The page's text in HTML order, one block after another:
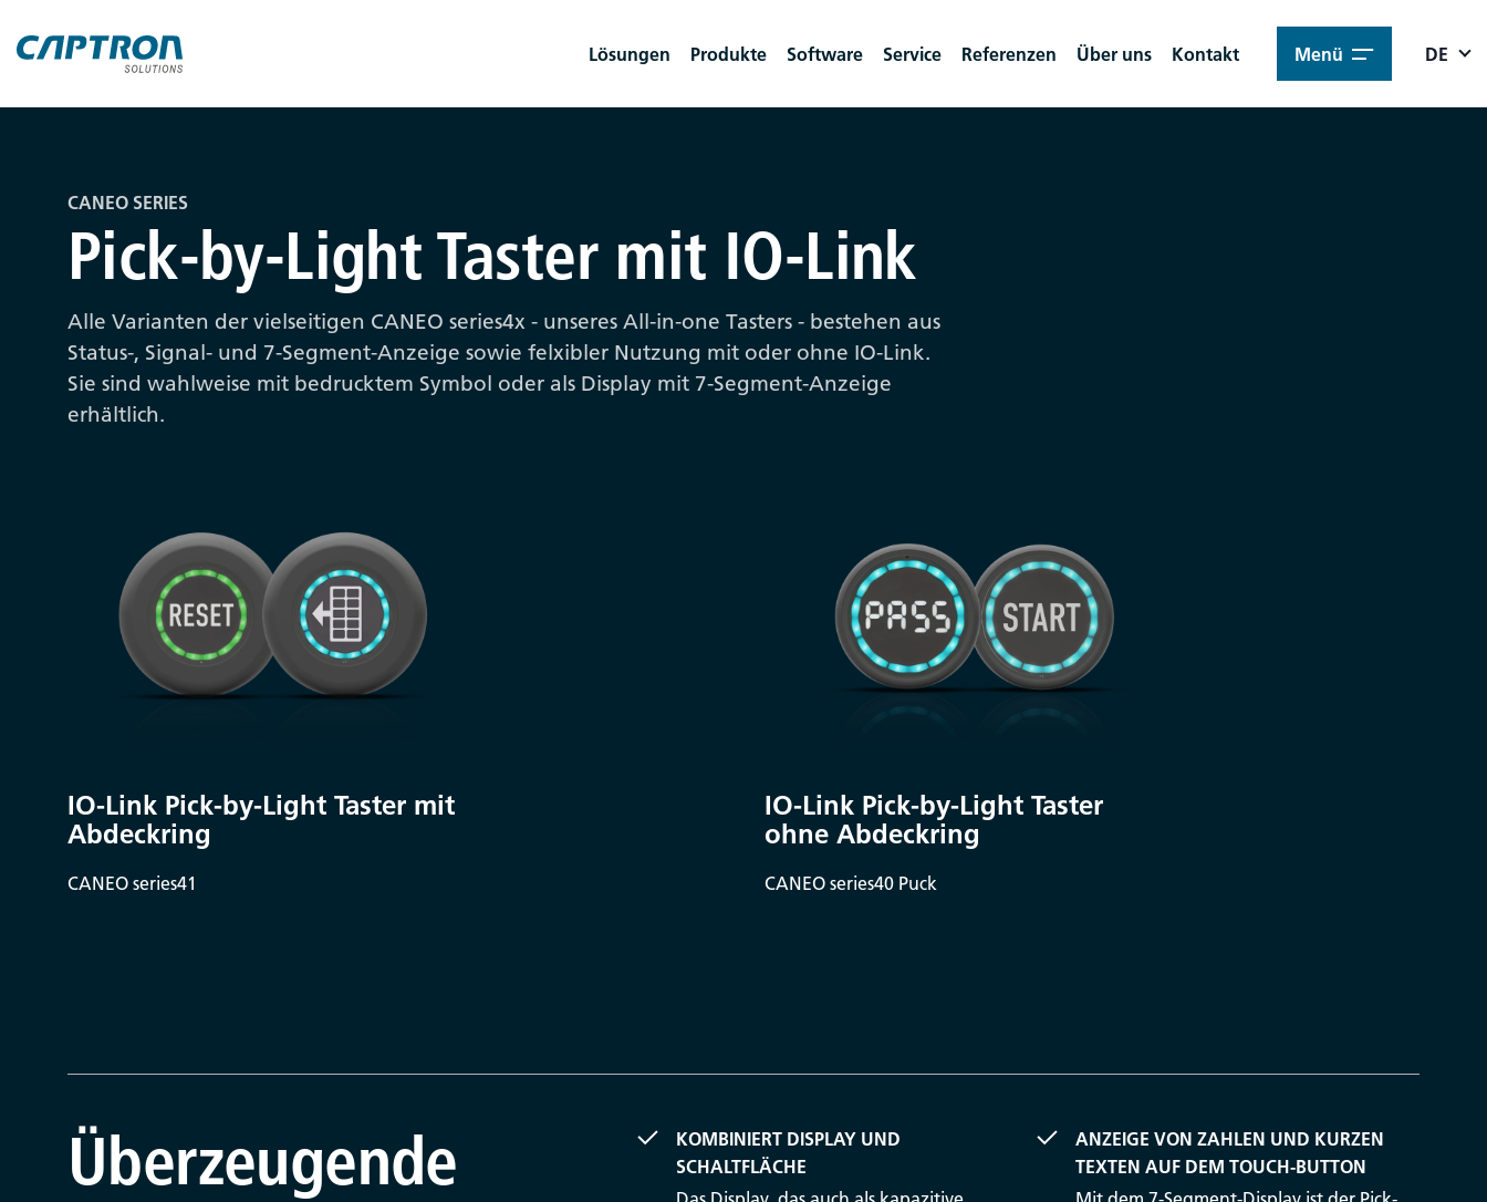
Lösungen Produkte Software Service Referenzen Über uns Kontakt Menü DE
CANEO SERIES
Pick-by-Light Taster mit IO-Link
Alle Varianten der vielseitigen CANEO series4x - unseres All-in-one Tasters - bestehen aus
Status-, Signal- und 7-Segment-Anzeige sowie felxibler Nutzung mit oder ohne IO-Link.
Sie sind wahlweise mit bedrucktem Symbol oder als Display mit 7-Segment-Anzeige
erhältlich.
IO-Link Pick-by-Light Taster mit
Abdeckring
CANEO series41
IO-Link Pick-by-Light Taster
ohne Abdeckring
CANEO series40 Puck
Überzeugende
KOMBINIERT DISPLAY UND
SCHALTFLÄCHE
ANZEIGE VON ZAHLEN UND KURZEN
TEXTEN AUF DEM TOUCH-BUTTON